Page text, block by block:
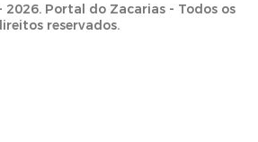
Portal do Zacarias - Todos os
reservados.